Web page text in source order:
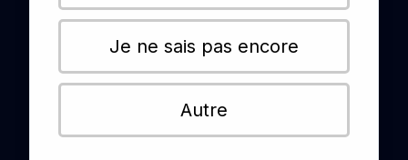
Je ne sais pas encore
Autre